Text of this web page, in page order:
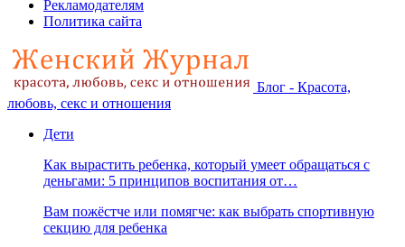
Рекламодателям
Политика сайта
Блог - Красота,
любовь, секс и отношения
Дети
Как вырастить ребенка, который умеет обращаться с
деньгами: 5 принципов воспитания от…
Вам пожёстче или помягче: как выбрать спортивную
секцию для ребенка